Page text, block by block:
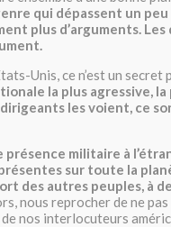
qui dépassent un peu
plus d’arguments.
Unis, ce n’est un secret
la plus agressive, la
les voient, ce
présence militaire à
sur toute la
des autres peuples, à
nous reprocher de ne
nos interlocuteurs